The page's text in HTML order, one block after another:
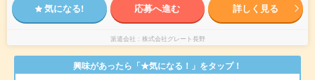
気になる! 応募へ進む 詳しく見る
派遣会社 株式会社グレート長野
興味があったら「★気になる！」をタップ！